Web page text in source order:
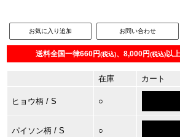
お気に入り追加 お問い合わせ
送料全国一律660円(税込)、8,000円(税込)以
在庫 カート
ヒョウ柄 / S ○
パイソン柄 / S ○